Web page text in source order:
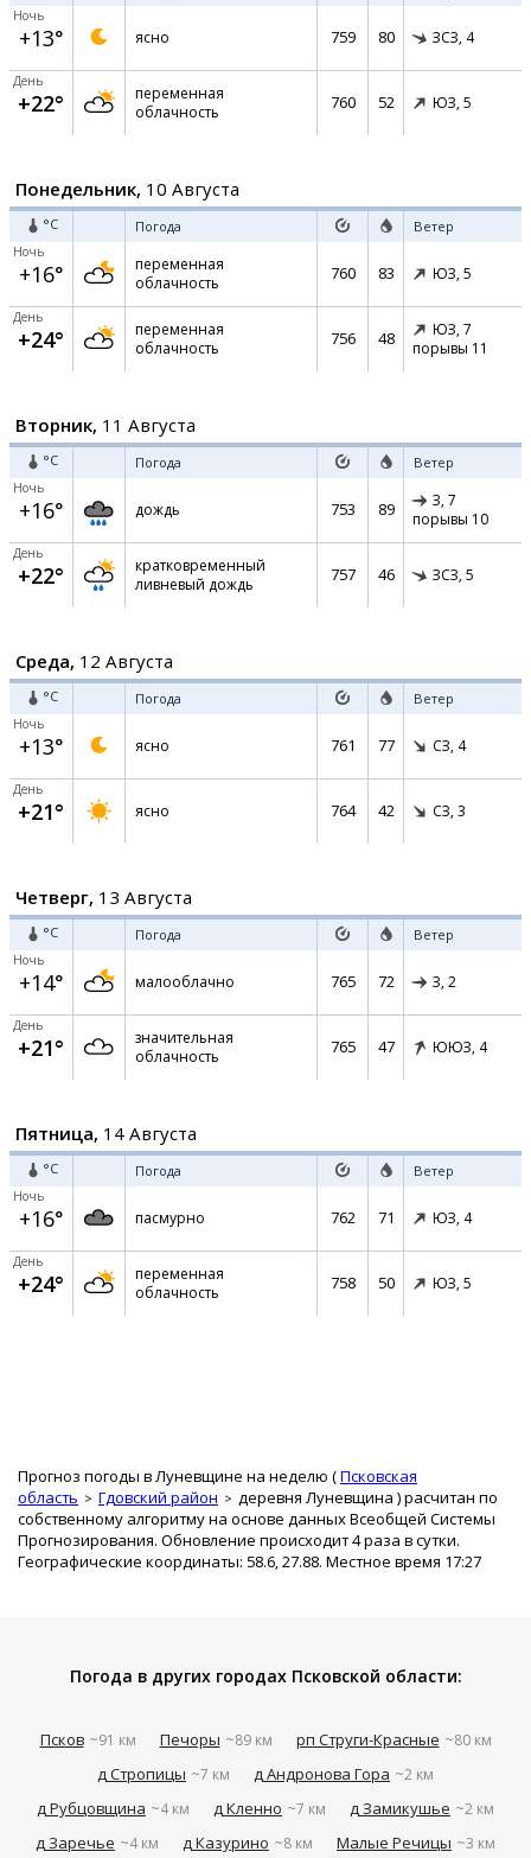
Ночь
+13° ясно 759 80 ЗСЗ, 4
День
+22°
переменная
облачность
760 52 ЮЗ, 5
Понедельник, 10 Августа
°C Погода Ветер
Ночь
+16°
переменная
облачность
760 83 ЮЗ, 5
День
+24°
переменная
облачность
756 48 ЮЗ, 7
порывы 11
Вторник, 11 Августа
°C Погода Ветер
Ночь
+16° дождь 753 89 З, 7
порывы 10
День
+22°
кратковременный
ливневый дождь
757 46 ЗСЗ, 5
Среда, 12 Августа
°C Погода Ветер
Ночь
+13° ясно 761 77 СЗ, 4
День
+21° ясно 764 42 СЗ, 3
Четверг, 13 Августа
°C Погода Ветер
Ночь
+14° малооблачно 765 72 З, 2
День
+21°
значительная
облачность
765 47 ЮЮЗ, 4
Пятница, 14 Августа
°C Погода Ветер
Ночь
+16° пасмурно 762 71 ЮЗ, 4
День
+24°
переменная
облачность
758 50 ЮЗ, 5
Прогноз погоды в Луневщине на неделю (Псковская
область
Гдовский район деревня Луневщина ) расчитан по
собственному алгоритму на основе данных Всеобщей Системы
Прогнозирования. Обновление происходит 4 раза в сутки.
Географические координаты: 58.6, 27.88. Местное время 17:27
Погода в других городах Псковской области:
Псков ~91 км Печоры ~89 км рп Струги-Красные ~80 км
д Стропицы ~7 км д Андронова Гора ~2 км
д Рубцовщина ~4 км д Кленно ~7 км д Замикушье ~2 км
д Заречье ~4 км д Казурино ~8 км Малые Речицы ~3 км